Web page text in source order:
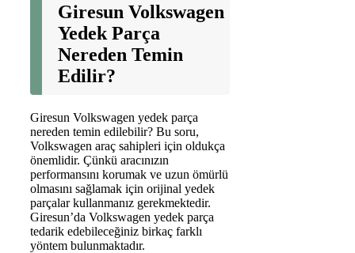
Giresun Volkswagen
Yedek Parça
Nereden Temin
Edilir?
Giresun Volkswagen yedek parça
nereden temin edilebilir? Bu soru,
Volkswagen araç sahipleri için oldukça
önemlidir. Çünkü aracınızın
performansını korumak ve uzun ömürlü
olmasını sağlamak için orijinal yedek
parçalar kullanmanız gerekmektedir.
Giresun’da Volkswagen yedek parça
tedarik edebileceğiniz birkaç farklı
yöntem bulunmaktadır.